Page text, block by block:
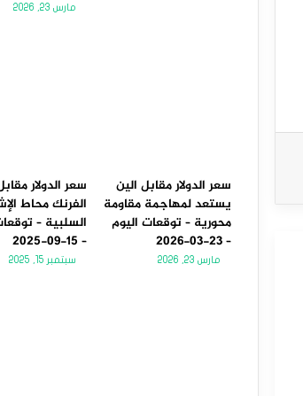
مارس 23, 2026
سعر الدولار مقابل الين
يستعد لمهاجمة مقاومة
محورية – توقعات اليوم
– 23-03-2026
مارس 23, 2026
سعر الدولار
الفرنك محاط
السلبية –
– 15-09-2025
سبتمبر 15, 2025